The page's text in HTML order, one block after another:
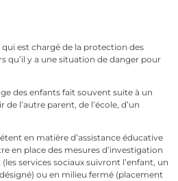
qui est chargé de la protection des
qu’il y a une situation de danger pour
des enfants fait souvent suite à un
l’autre parent, de l’école, d’un
en matière d’assistance éducative
en place des mesures d’investigation
services sociaux suivront l’enfant, un
ou en milieu fermé (placement